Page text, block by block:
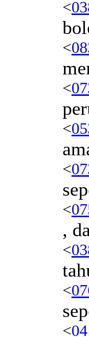
<
<
<
<
<
<
,
<
<
<